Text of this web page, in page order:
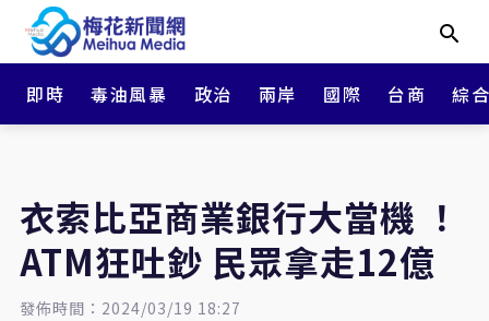
即時 毒油風暴 政治 兩岸 國際 台商 綜
衣索比亞商業銀行大當機 ！
ATM狂吐鈔 民眾拿走12億
發佈時間：2024/03/19 18:27